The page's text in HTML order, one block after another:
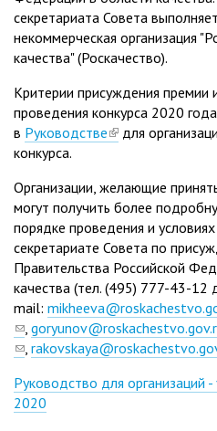
секретариата Совета
некоммерческая организация
качества" (Роскачество).
Критерии присуждения премии
проведения конкурса 2020
в Руководстве(linkдля
конкурса.
Организации, желающие
могут получить более
порядке проведения и условиях
секретариате Совета по
Правительства Российской
качества (тел. (495) 777-43-12
mail:
(link
sends
mail)
(link
e-
mail)
Руководство для организаций -
2020